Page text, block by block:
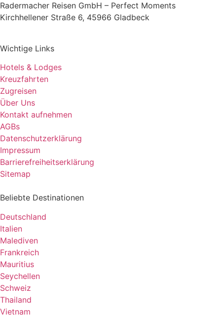
Radermacher Reisen GmbH – Perfect Moments
Kirchhellener Straße 6, 45966 Gladbeck
Wichtige Links
Hotels & Lodges
Kreuzfahrten
Zugreisen
Über Uns
Kontakt aufnehmen
AGBs
Datenschutzerklärung
Impressum
Barrierefreiheitserklärung
Sitemap
Beliebte Destinationen
Deutschland
Italien
Malediven
Frankreich
Mauritius
Seychellen
Schweiz
Thailand
Vietnam